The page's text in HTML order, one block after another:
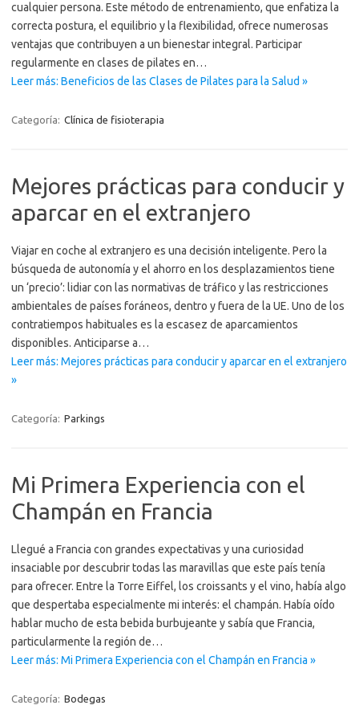
cualquier persona. Este método de entrenamiento, que enfatiza la
correcta postura, el equilibrio y la flexibilidad, ofrece numerosas
ventajas que contribuyen a un bienestar integral. Participar
regularmente en clases de pilates en…
Leer más: Beneficios de las Clases de Pilates para la Salud »
Categoría: Clínica de fisioterapia
Mejores prácticas para conducir y
aparcar en el extranjero
Viajar en coche al extranjero es una decisión inteligente. Pero la
búsqueda de autonomía y el ahorro en los desplazamientos tiene
un ‘precio’: lidiar con las normativas de tráfico y las restricciones
ambientales de países foráneos, dentro y fuera de la UE. Uno de los
contratiempos habituales es la escasez de aparcamientos
disponibles. Anticiparse a…
Leer más: Mejores prácticas para conducir y aparcar en el extranjero
»
Categoría: Parkings
Mi Primera Experiencia con el
Champán en Francia
Llegué a Francia con grandes expectativas y una curiosidad
insaciable por descubrir todas las maravillas que este país tenía
para ofrecer. Entre la Torre Eiffel, los croissants y el vino, había algo
que despertaba especialmente mi interés: el champán. Había oído
hablar mucho de esta bebida burbujeante y sabía que Francia,
particularmente la región de…
Leer más: Mi Primera Experiencia con el Champán en Francia »
Categoría: Bodegas